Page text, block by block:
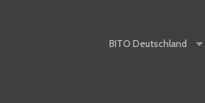
BITO Deutschland